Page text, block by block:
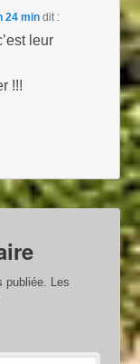
24 min dit :
leur
!!!
publiée. Les